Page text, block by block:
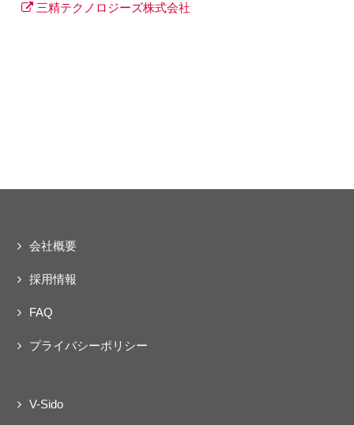
三精テクノロジーズ株式会社
会社概要
採用情報
FAQ
プライバシーポリシー
V-Sido